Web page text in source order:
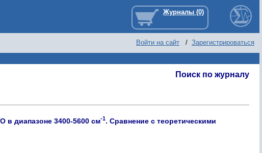
Войти на сайт / Зарегистрироваться
Поиск по журналу
О в диапазоне 3400-5600 см-1. Сравнение с теоретическими